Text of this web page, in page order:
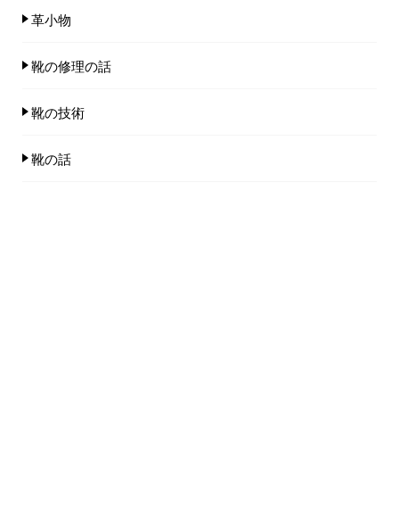
革小物
靴の修理の話
靴の技術
靴の話